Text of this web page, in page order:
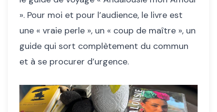
». Pour moi et pour l’audience, le livre est
une « vraie perle », un « coup de maître », un
guide qui sort complètement du commun
et à se procurer d’urgence.